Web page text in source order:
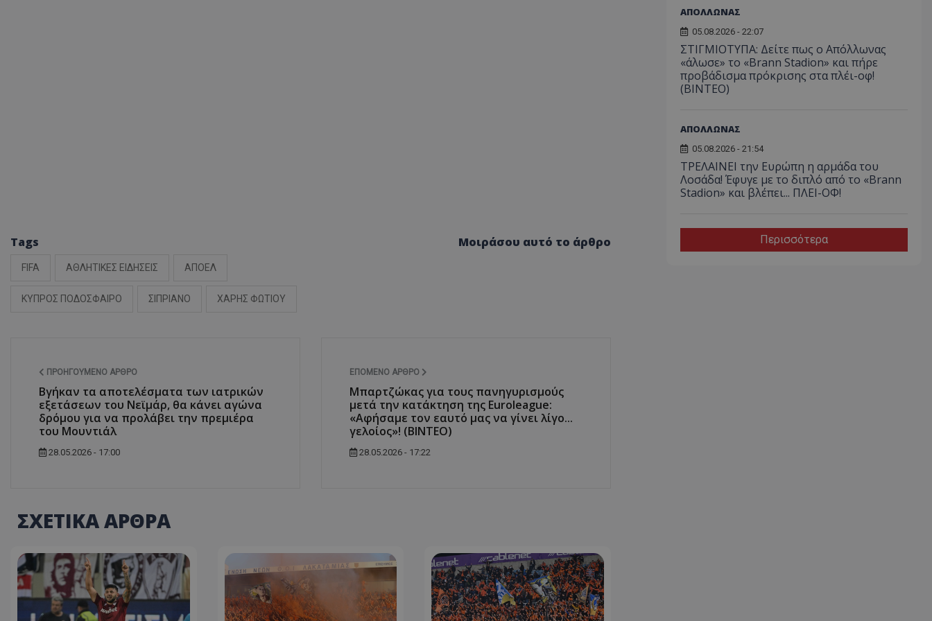
Tags
FIFA ΑΘΛΗΤΙΚΕΣ ΕΙΔΗΣΕΙΣ ΑΠΟΕΛ
ΚΥΠΡΟΣ ΠΟΔΟΣΦΑΙΡΟ ΣΙΠΡΙΑΝΟ ΧΑΡΗΣ ΦΩΤΙΟΥ
Μοιράσου αυτό το άρθρο
ΠΡΟΗΓΟΎΜΕΝΟ ΆΡΘΡΟ
Βγήκαν τα αποτελέσματα των ιατρικών
εξετάσεων του Νεϊμάρ, θα κάνει αγώνα
δρόμου για να προλάβει την πρεμιέρα
του Μουντιάλ
28.05.2026 - 17:00
ΕΠΌΜΕΝΟ ΆΡΘΡΟ
Μπαρτζώκας για τους πανηγυρισμούς
μετά την κατάκτηση της Euroleague:
«Αφήσαμε τον εαυτό μας να γίνει λίγο...
γελοίος»! (ΒΙΝΤΕΟ)
28.05.2026 - 17:22
ΣΧΕΤΙΚΑ ΑΡΘΡΑ
ΑΠΟΛΛΩΝΑΣ
05.08.2026 - 22:07
ΣΤΙΓΜΙΟΤΥΠΑ: Δείτε πως ο Απόλλωνας
«άλωσε» το «Brann Stadion» και πήρε
προβάδισμα πρόκρισης στα πλέι-οφ!
(ΒΙΝΤΕΟ)
ΑΠΟΛΛΩΝΑΣ
05.08.2026 - 21:54
ΤΡΕΛΑΙΝΕΙ την Ευρώπη η αρμάδα του
Λοσάδα! Έφυγε με το διπλό από το «Brann
Stadion» και βλέπει... ΠΛΕΙ-ΟΦ!
Περισσότερα